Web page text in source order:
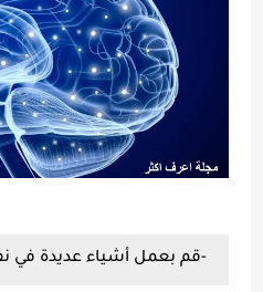
-قم بعمل أشياء عديدة في